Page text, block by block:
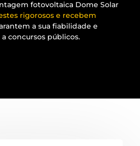
fotovoltaica Dome Solar
rigorosos e recebem
a sua fiabilidade e
concursos públicos.